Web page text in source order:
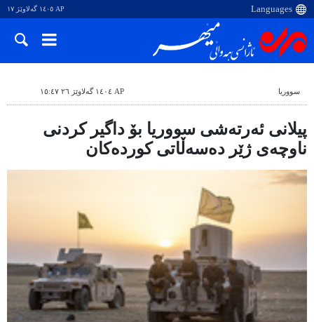
AP ١٤٠٥ گەلاوێژ ١٧
سووریا AP ١٤٠٤ گەلاوێژ ٢٦ ١٥:٤٧
پیلانی ئەرتەشی سووریا بۆ داگیر کردنی
ناوچەی ژێر دەسەڵاتی کوردەکان